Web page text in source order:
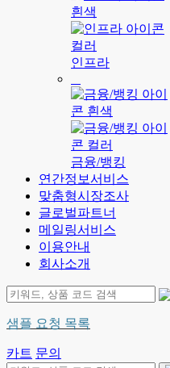
인프라
금융/뱅킹
연간정보서비스
맞춤형시장조사
글로벌파트너
메일링서비스
이용안내
회사소개
샘플 요청 목록
카트 문의